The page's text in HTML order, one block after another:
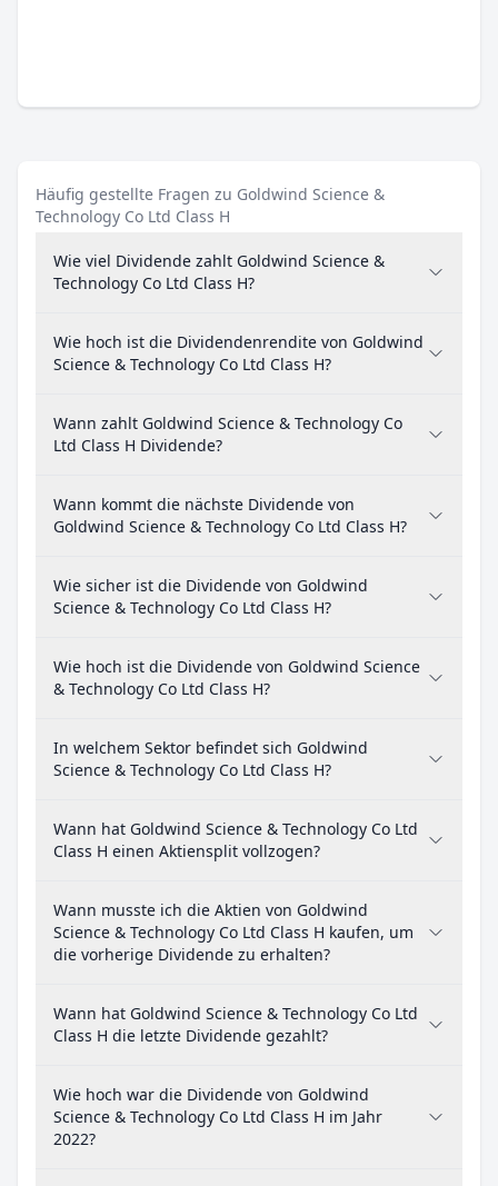
Häufig gestellte Fragen zu Goldwind Science &
Technology Co Ltd Class H
Wie viel Dividende zahlt Goldwind Science &
Technology Co Ltd Class H?
Wie hoch ist die Dividendenrendite von Goldwind
Science & Technology Co Ltd Class H?
Wann zahlt Goldwind Science & Technology Co
Ltd Class H Dividende?
Wann kommt die nächste Dividende von
Goldwind Science & Technology Co Ltd Class H?
Wie sicher ist die Dividende von Goldwind
Science & Technology Co Ltd Class H?
Wie hoch ist die Dividende von Goldwind Science
& Technology Co Ltd Class H?
In welchem Sektor befindet sich Goldwind
Science & Technology Co Ltd Class H?
Wann hat Goldwind Science & Technology Co Ltd
Class H einen Aktiensplit vollzogen?
Wann musste ich die Aktien von Goldwind
Science & Technology Co Ltd Class H kaufen, um
die vorherige Dividende zu erhalten?
Wann hat Goldwind Science & Technology Co Ltd
Class H die letzte Dividende gezahlt?
Wie hoch war die Dividende von Goldwind
Science & Technology Co Ltd Class H im Jahr
2022?